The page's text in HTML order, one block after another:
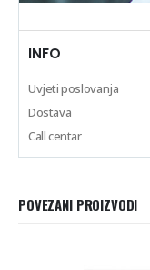
INFO
Uvjeti poslovanja
Dostava
Call centar
POVEZANI PROIZVODI